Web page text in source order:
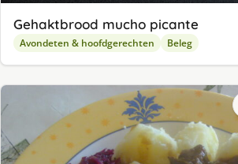
Gehaktbrood mucho picante
Avondeten & hoofdgerechten Beleg